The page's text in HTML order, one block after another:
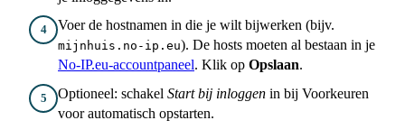
4 Voer de hostnamen in die je wilt bijwerken (bijv.
mijnhuis.no-ip.eu). De hosts moeten al bestaan in je
No-IP.eu-accountpaneel. Klik op Opslaan.
5 Optioneel: schakel Start bij inloggen in bij Voorkeuren
voor automatisch opstarten.